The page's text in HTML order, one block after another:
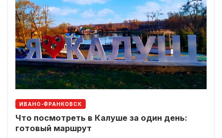
ИВАНО-ФРАНКОВСК
Что посмотреть в Калуше за один день:
готовый маршрут